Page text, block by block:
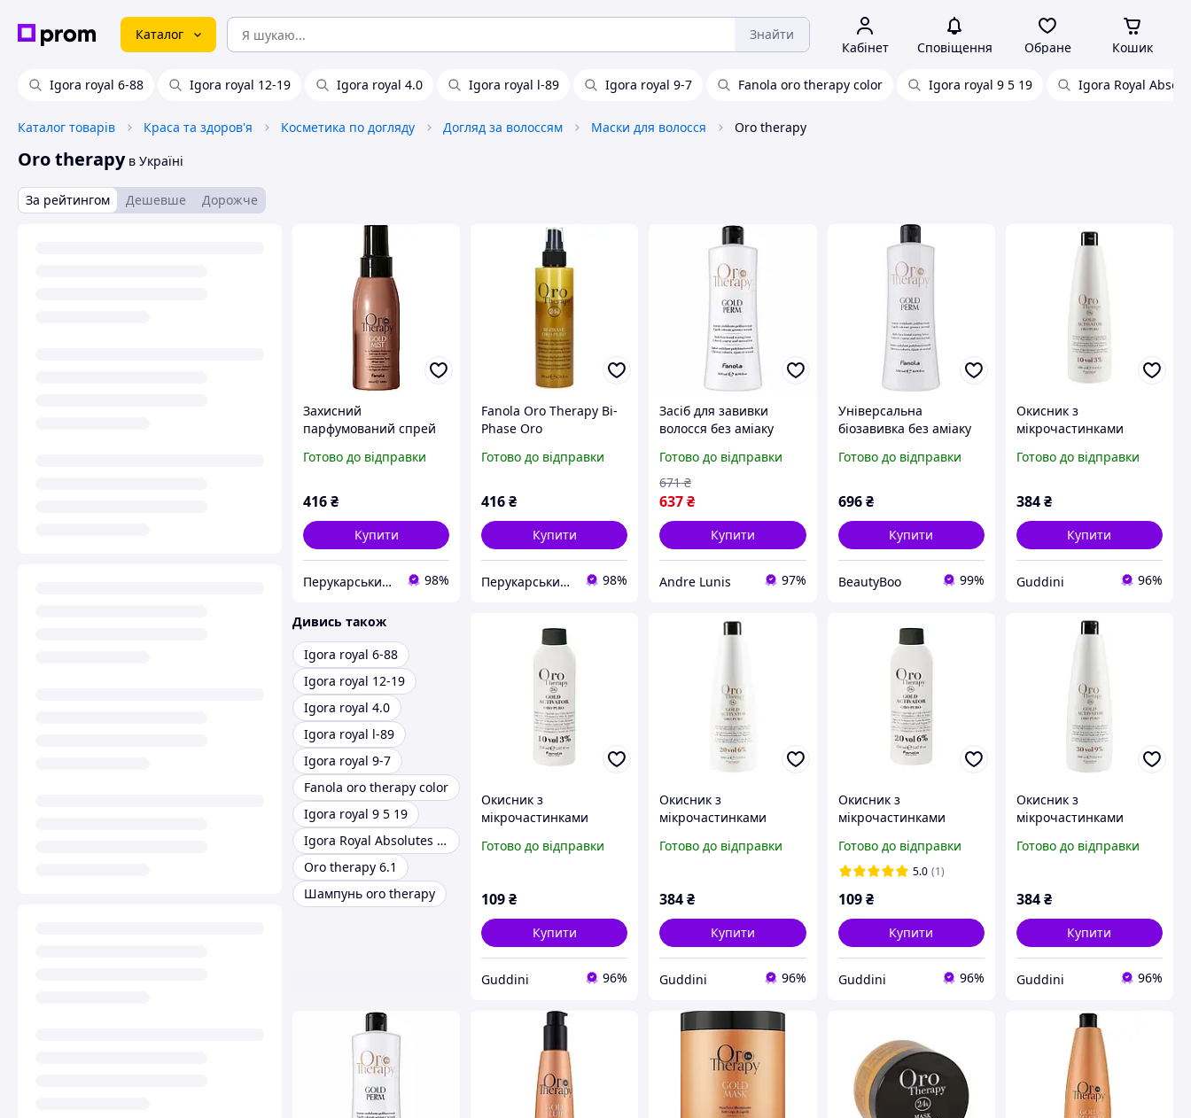
Каталог Знайти
Кабінет Сповіщення Обране Кошик
Igora royal 6-88 Igora royal 12-19 Igora royal 4.0 Igora royal l-89 Igora royal 9-7 Fanola oro therapy color Igora royal 9 5 19 Igora Royal
Каталог товарів Краса та здоров'я Косметика по догляду Догляд за волоссям Маски для волосся Oro therapy
Oro therapyв Україні
За рейтингом Дешевше Дорожче
Захисний
парфумований спрей
мл
Готово до відправки
416₴
Купити
Перукарський Рай 98%
Fanola Oro Therapy Bi-
Phase Oro
спрей-кондиціонер з
маслом 200мл
Готово до відправки
416₴
Купити
Перукарський Рай 98%
Засіб для завивки
волосся без аміаку
мл
Готово до відправки
637₴
671 ₴
Купити
Andre Lunis 97%
Універсальна
біозавивка без аміаку
мл
Готово до відправки
696 ₴
Купити
BeautyBoo 99%
Окисник з
мікрочастинками
Therapy 3% 40 Vol 1000
Готово до відправки
384₴
Купити
Guddini 96%
Дивись також
Igora royal 6-88
Igora royal 12-19
Igora royal 4.0
Igora royal l-89
Igora royal 9-7
Fanola oro therapy color
Igora royal 9 5 19
Igora Royal Absolutes 9-140
Oro therapy 6.1
Шампунь oro therapy
Окисник з
мікрочастинками
Therapy 3% 10 Vol 150
Готово до відправки
109₴
Купити
Guddini 96%
Окисник з
мікрочастинками
Therapy 6% 20 Vol 1000
Готово до відправки
384₴
Купити
Guddini 96%
Окисник з
мікрочастинками
Therapy 6% 20 Vol 150
мл
Готово до відправки
5.0 (1)
109 ₴
Купити
Guddini 96%
Окисник з
мікрочастинками
Therapy 9% 30 Vol 1000
Готово до відправки
384₴
Купити
Guddini 96%